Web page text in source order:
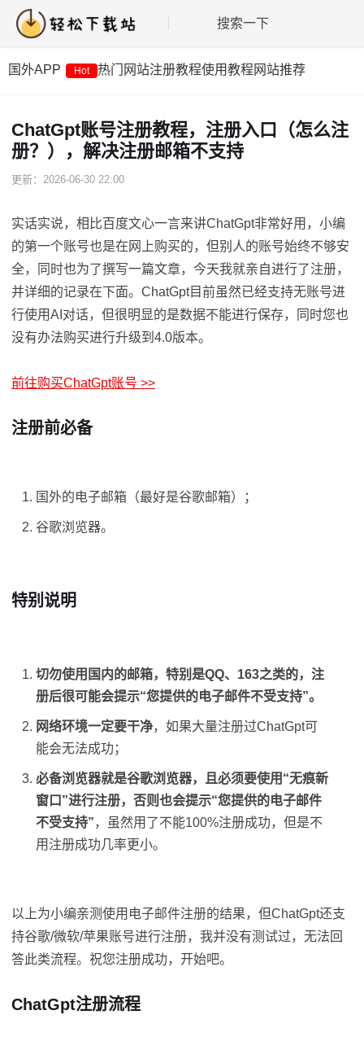
搜索一下
国外APP Hot 热门网站注册教程使用教程 网站推荐
ChatGpt账号注册教程，注册入口（怎么注
册？），解决注册邮箱不支持
更新：2026-06-30 22:00
实话实说，相比百度文心一言来讲ChatGpt非常好用，小编
的第一个账号也是在网上购买的，但别人的账号始终不够安
全，同时也为了撰写一篇文章，今天我就亲自进行了注册，
并详细的记录在下面。ChatGpt目前虽然已经支持无账号进
行使用AI对话，但很明显的是数据不能进行保存，同时您也
没有办法购买进行升级到4.0版本。
前往购买ChatGpt账号 >>
注册前必备
国外的电子邮箱（最好是谷歌邮箱）；
谷歌浏览器。
特别说明
切勿使用国内的邮箱，特别是QQ、163之类的，注
册后很可能会提示“您提供的电子邮件不受支持”。
网络环境一定要干净，如果大量注册过ChatGpt可
能会无法成功；
必备浏览器就是谷歌浏览器，且必须要使用“无痕新
窗口”进行注册，否则也会提示“您提供的电子邮件
不受支持”，虽然用了不能100%注册成功，但是不
用注册成功几率更小。
以上为小编亲测使用电子邮件注册的结果，但ChatGpt还支
持谷歌/微软/苹果账号进行注册，我并没有测试过，无法回
答此类流程。祝您注册成功，开始吧。
ChatGpt注册流程